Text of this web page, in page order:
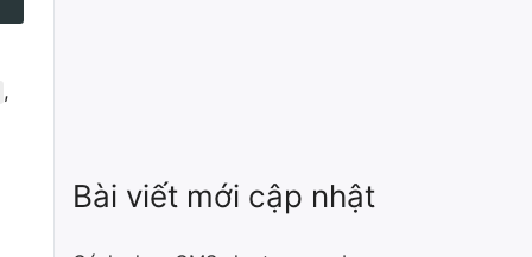
,
Bài viết mới cập nhật